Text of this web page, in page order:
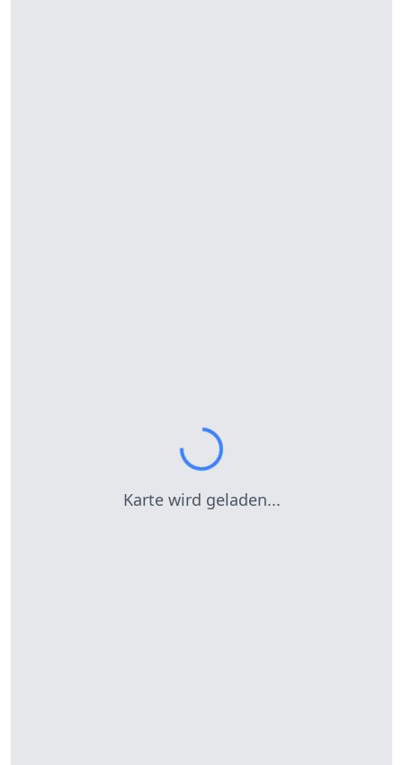
Karte wird geladen...